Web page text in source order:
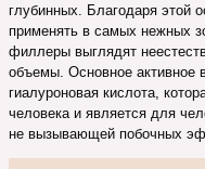
глубинных. Благодаря этой
применять в самых нежных
филлеры выглядят
объемы. Основное активное
гиалуроновая кислота,
человека и является для
не вызывающей побочных